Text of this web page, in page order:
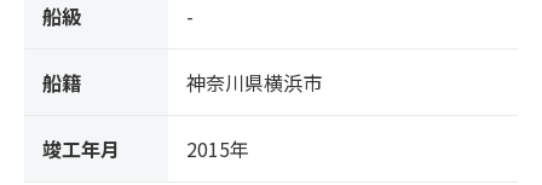
船級 -
船籍 神奈川県横浜市
竣工年月 2015年